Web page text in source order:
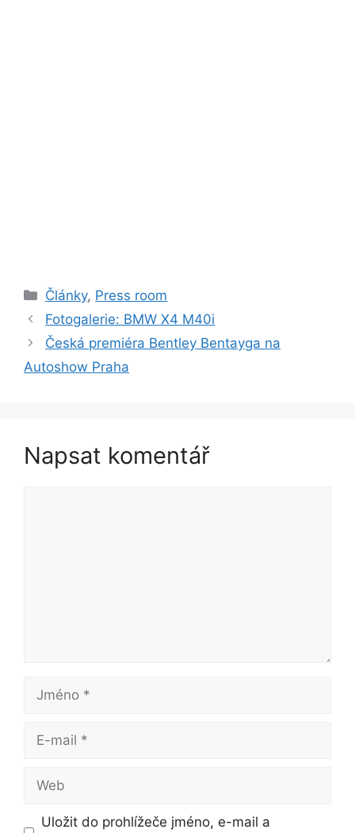
Rubriky
Články, Press room
Fotogalerie: BMW X4 M40i
Česká premiéra Bentley Bentayga na
Autoshow Praha
Napsat komentář
Jméno
Web
Uložit do prohlížeče jméno, e-mail a